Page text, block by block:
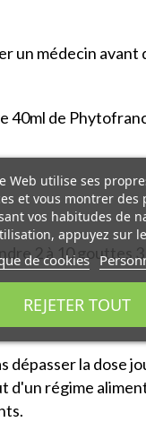
un médecin
40ml de
2 à 10 gouttes
dépasser la dose
d'un régime
Web utilise ses
et vous montrer des
vos habitudes de
appuyez sur
de cookies
REJETER TOUT